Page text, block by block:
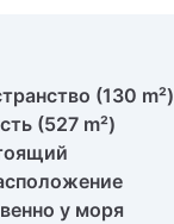
(130 m²)
(527 m²)
у моря